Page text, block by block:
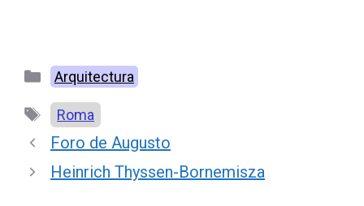
Categorías
Arquitectura
Etiquetas
Roma
Foro de Augusto
Heinrich Thyssen-Bornemisza